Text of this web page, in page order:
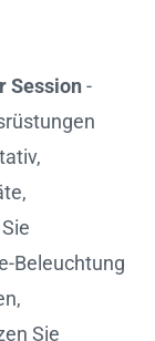
Session-
Beleuchtung
Sie